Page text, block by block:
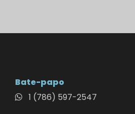
Bate-papo
1 (786) 597-2547